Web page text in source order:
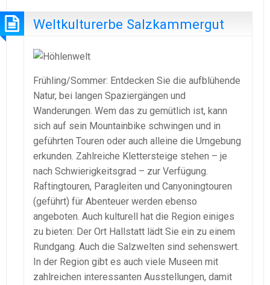
Weltkulturerbe Salzkammergut
Frühling/Sommer: Entdecken Sie die aufblühende
Natur, bei langen Spaziergängen und
Wanderungen. Wem das zu gemütlich ist, kann
sich auf sein Mountainbike schwingen und in
geführten Touren oder auch alleine die Umgebung
erkunden. Zahlreiche Klettersteige stehen – je
nach Schwierigkeitsgrad – zur Verfügung.
Raftingtouren, Paragleiten und Canyoningtouren
(geführt) für Abenteuer werden ebenso
angeboten. Auch kulturell hat die Region einiges
zu bieten: Der Ort Hallstatt lädt Sie ein zu einem
Rundgang. Auch die Salzwelten sind sehenswert.
In der Region gibt es auch viele Museen mit
zahlreichen interessanten Ausstellungen, damit